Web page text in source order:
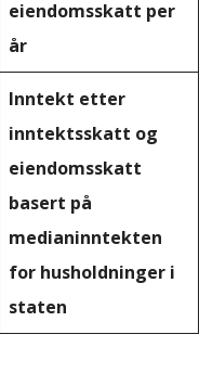
eiendomsskatt per
år
Inntekt etter
inntektsskatt og
eiendomsskatt
basert på
medianinntekten
for husholdninger i
staten